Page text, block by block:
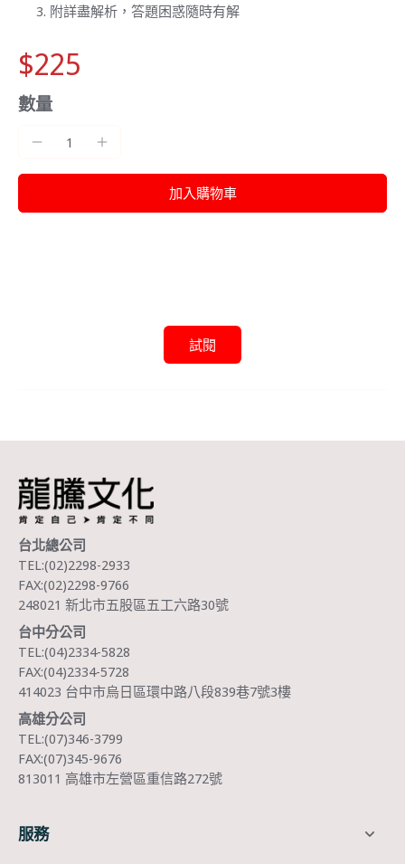
附詳盡解析，答題困惑隨時有解
$225
數量
加入購物車
試閱
台北總公司
TEL:(02)2298-2933
FAX:(02)2298-9766
248021 新北市五股區五工六路30號
台中分公司
TEL:(04)2334-5828
FAX:(04)2334-5728
414023 台中市烏日區環中路八段839巷7號3樓
高雄分公司
TEL:(07)346-3799
FAX:(07)345-9676
813011 高雄市左營區重信路272號
服務